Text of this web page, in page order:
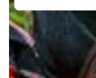
Trang chủ
Tin tức – Sự kiện
Chính sách